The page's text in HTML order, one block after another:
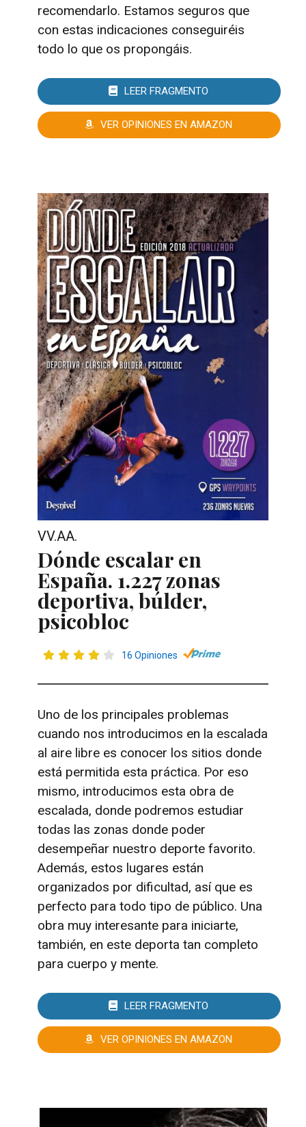
recomendarlo. Estamos seguros que
con estas indicaciones conseguiréis
todo lo que os propongáis.
LEER FRAGMENTO
VER OPINIONES EN AMAZON
VV.AA.
Dónde escalar en
España. 1.227 zonas
deportiva, búlder,
psicobloc
16 Opiniones
Uno de los principales problemas
cuando nos introducimos en la escalada
al aire libre es conocer los sitios donde
está permitida esta práctica. Por eso
mismo, introducimos esta obra de
escalada, donde podremos estudiar
todas las zonas donde poder
desempeñar nuestro deporte favorito.
Además, estos lugares están
organizados por dificultad, así que es
perfecto para todo tipo de público. Una
obra muy interesante para iniciarte,
también, en este deporta tan completo
para cuerpo y mente.
LEER FRAGMENTO
VER OPINIONES EN AMAZON